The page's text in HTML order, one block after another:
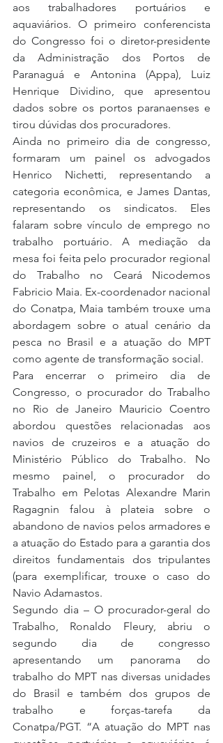
aos trabalhadores portuários e
aquaviários. O primeiro conferencista
do Congresso foi o diretor-presidente
da Administração dos Portos de
Paranaguá e Antonina (Appa), Luiz
Henrique Dividino, que apresentou
dados sobre os portos paranaenses e
tirou dúvidas dos procuradores.
Ainda no primeiro dia de congresso,
formaram um painel os advogados
Henrico Nichetti, representando a
categoria econômica, e James Dantas,
representando os sindicatos. Eles
falaram sobre vínculo de emprego no
trabalho portuário. A mediação da
mesa foi feita pelo procurador regional
do Trabalho no Ceará Nicodemos
Fabricio Maia. Ex-coordenador nacional
do Conatpa, Maia também trouxe uma
abordagem sobre o atual cenário da
pesca no Brasil e a atuação do MPT
como agente de transformação social.
Para encerrar o primeiro dia de
Congresso, o procurador do Trabalho
no Rio de Janeiro Mauricio Coentro
abordou questões relacionadas aos
navios de cruzeiros e a atuação do
Ministério Público do Trabalho. No
mesmo painel, o procurador do
Trabalho em Pelotas Alexandre Marin
Ragagnin falou à plateia sobre o
abandono de navios pelos armadores e
a atuação do Estado para a garantia dos
direitos fundamentais dos tripulantes
(para exemplificar, trouxe o caso do
Navio Adamastos.
Segundo dia – O procurador-geral do
Trabalho, Ronaldo Fleury, abriu o
segundo dia de congresso
apresentando um panorama do
trabalho do MPT nas diversas unidades
do Brasil e também dos grupos de
trabalho e forças-tarefa da
Conatpa/PGT. “A atuação do MPT nas